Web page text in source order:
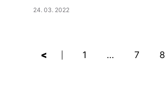
24. 03. 2022
< 1 … 7 8